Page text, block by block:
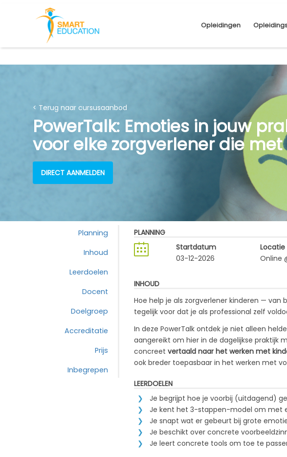
Opleidingen
< Terug naar cursusaanbod
PowerTalk: Emoties in jouw
voor elke zorgverlener die
DIRECT AANMELDEN
Planning
Inhoud
Leerdoelen
Docent
Doelgroep
Accreditatie
Prijs
Inbegrepen
PLANNING
Startdatum
03-12-2026
Locatie
Online
INHOUD
Hoe help je als zorgverlener kinderen —
tegelijk voor dat je als professional zelf
In deze PowerTalk ontdek je niet alleen
aangereikt om hier in de dagelijkse praktijk
concreet vertaald naar het werken met
ook breder toepasbaar in het werken met
LEERDOELEN
Je begrijpt hoe je voorbij (uitdagend)
Je kent het 3-stappen-model om met
Je snapt wat er gebeurt bij grote
Je beschikt over concrete
Je leert concrete tools om toe te